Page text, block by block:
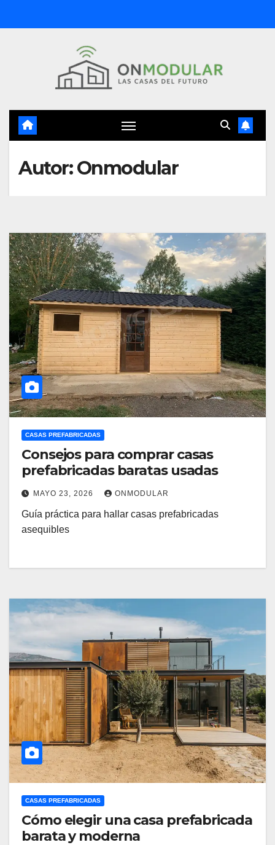
al
Autor:Onmodular
CASAS PREFABRICADAS
Consejos para comprar casas
prefabricadas baratas usadas
MAYO 23, 2026 ONMODULAR
Guía práctica para hallar casas prefabricadas
asequibles
CASAS PREFABRICADAS
Cómo elegir una casa prefabricada
barata y moderna